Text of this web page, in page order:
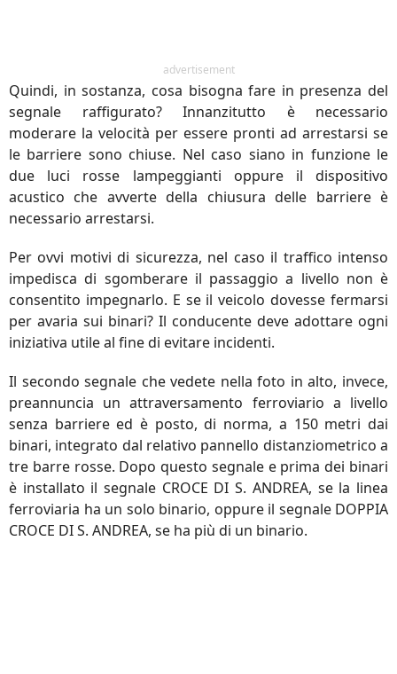
advertisement
Quindi, in sostanza, cosa bisogna fare in presenza del
segnale raffigurato? Innanzitutto è necessario
moderare la velocità per essere pronti ad arrestarsi se
le barriere sono chiuse. Nel caso siano in funzione le
due luci rosse lampeggianti oppure il dispositivo
acustico che avverte della chiusura delle barriere è
necessario arrestarsi.
Per ovvi motivi di sicurezza, nel caso il traffico intenso
impedisca di sgomberare il passaggio a livello non è
consentito impegnarlo. E se il veicolo dovesse fermarsi
per avaria sui binari? Il conducente deve adottare ogni
iniziativa utile al fine di evitare incidenti.
Il secondo segnale che vedete nella foto in alto, invece,
preannuncia un attraversamento ferroviario a livello
senza barriere ed è posto, di norma, a 150 metri dai
binari, integrato dal relativo pannello distanziometrico a
tre barre rosse. Dopo questo segnale e prima dei binari
è installato il segnale CROCE DI S. ANDREA, se la linea
ferroviaria ha un solo binario, oppure il segnale DOPPIA
CROCE DI S. ANDREA, se ha più di un binario.